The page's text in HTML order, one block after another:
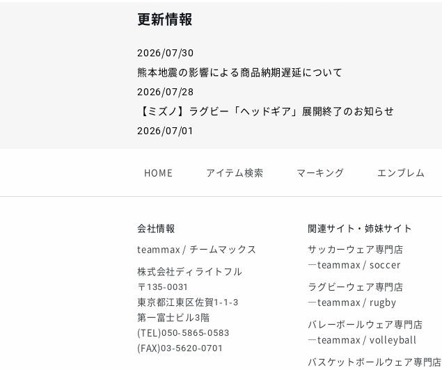
更新情報
2026/07/30
熊本地震の影響による商品納期遅延について
2026/07/28
【ミズノ】ラグビー「ヘッドギア」展開終了のお知らせ
2026/07/01
2026/06/09
ゴールデンウィーク休業のお知らせ
HOME アイテム検索 マーキング エンブレム
会社情報
teammax / チームマックス
株式会社ディライトフル
〒135-0031
東京都江東区佐賀1-1-3
第一富士ビル3階
(TEL)050-5865-0583
(FAX)03-5620-0701
関連サイト・姉妹サイト
サッカーウェア専門店
―teammax / soccer
ラグビーウェア専門店
―teammax / rugby
バレーボールウェア専門店
―teammax / volleyball
バスケットボールウェア専門店